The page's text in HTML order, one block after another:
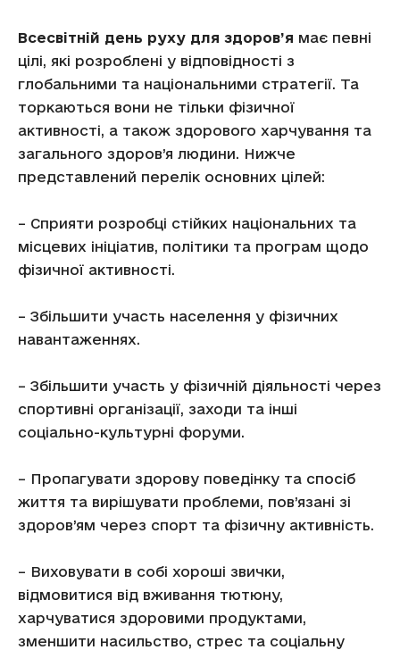
Всесвітній день руху для здоров’я має певні
цілі, які розроблені у відповідності з
глобальними та національними стратегії. Та
торкаються вони не тільки фізичної
активності, а також здорового харчування та
загального здоров’я людини. Нижче
представлений перелік основних цілей:
– Сприяти розробці стійких національних та
місцевих ініціатив, політики та програм щодо
фізичної активності.
– Збільшити участь населення у фізичних
навантаженнях.
– Збільшити участь у фізичній діяльності через
спортивні організації, заходи та інші
соціально-культурні форуми.
– Пропагувати здорову поведінку та спосіб
життя та вирішувати проблеми, пов’язані зі
здоров’ям через спорт та фізичну активність.
– Виховувати в собі хороші звички,
відмовитися від вживання тютюну,
харчуватися здоровими продуктами,
зменшити насильство, стрес та соціальну